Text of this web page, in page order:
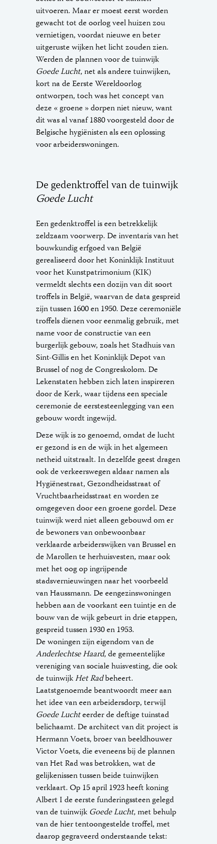
uitvoeren. Maar er moest eerst worden
gewacht tot de oorlog veel huizen zou
vernietigen, voordat nieuwe en beter
uitgeruste wijken het licht zouden zien.
Werden de plannen voor de tuinwijk
Goede Lucht, net als andere tuinwijken,
kort na de Eerste Wereldoorlog
ontworpen, toch was het concept van
deze « groene » dorpen niet nieuw, want
dit was al vanaf 1880 voorgesteld door de
Belgische hygiënisten als een oplossing
voor arbeiderswoningen.
De gedenktroffel van de tuinwijk
Goede Lucht
Een gedenktroffel is een betrekkelijk
zeldzaam voorwerp. De inventaris van het
bouwkundig erfgoed van België
gerealiseerd door het Koninklijk Instituut
voor het Kunstpatrimonium (KIK)
vermeldt slechts een dozijn van dit soort
troffels in België, waarvan de data gespreid
zijn tussen 1600 en 1950. Deze ceremoniële
troffels dienen voor eenmalig gebruik, met
name voor de constructie van een
burgerlijk gebouw, zoals het Stadhuis van
Sint-Gillis en het Koninklijk Depot van
Brussel of nog de Congreskolom. De
Lekenstaten hebben zich laten inspireren
door de Kerk, waar tijdens een speciale
ceremonie de eerstesteenlegging van een
gebouw wordt ingewijd.
Deze wijk is zo genoemd, omdat de lucht
er gezond is en de wijk in het algemeen
netheid uitstraalt. In dezelfde geest dragen
ook de verkeerswegen aldaar namen als
Hygiënestraat, Gezondheidsstraat of
Vruchtbaarheidsstraat en worden ze
omgegeven door een groene gordel. Deze
tuinwijk werd niet alleen gebouwd om er
de bewoners van onbewoonbaar
verklaarde arbeiderswijken van Brussel en
de Marollen te herhuisvesten, maar ook
met het oog op ingrijpende
stadsvernieuwingen naar het voorbeeld
van Haussmann. De eengezinswoningen
hebben aan de voorkant een tuintje en de
bouw van de wijk gebeurt in drie etappen,
gespreid tussen 1930 en 1953.
De woningen zijn eigendom van de
Anderlechtse Haard, de gemeentelijke
vereniging van sociale huisvesting, die ook
de tuinwijkHet Radbeheert.
Laatstgenoemde beantwoordt meer aan
het idee van een arbeidersdorp, terwijl
Goede Luchteerder de deftige tuinstad
belichaamt. De architect van dit project is
Hermann Voets, broer van beeldhouwer
Victor Voets, die eveneens bij de plannen
van Het Rad was betrokken, wat de
gelijkenissen tussen beide tuinwijken
verklaart. Op 15 april 1923 heeft koning
Albert I de eerste funderingssteen gelegd
van de tuinwijk Goede Lucht, met behulp
van de hier tentoongestelde troffel, met
daarop gegraveerd onderstaande tekst: